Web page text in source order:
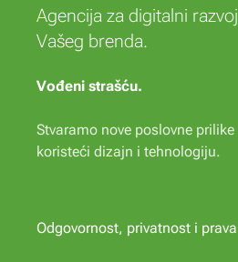
Agencija za digitalni razvoj
Vašeg brenda.
Vođeni strašću.
Stvaramo nove poslovne prilike
koristeći dizajn i tehnologiju.
Odgovornost, privatnost i prava